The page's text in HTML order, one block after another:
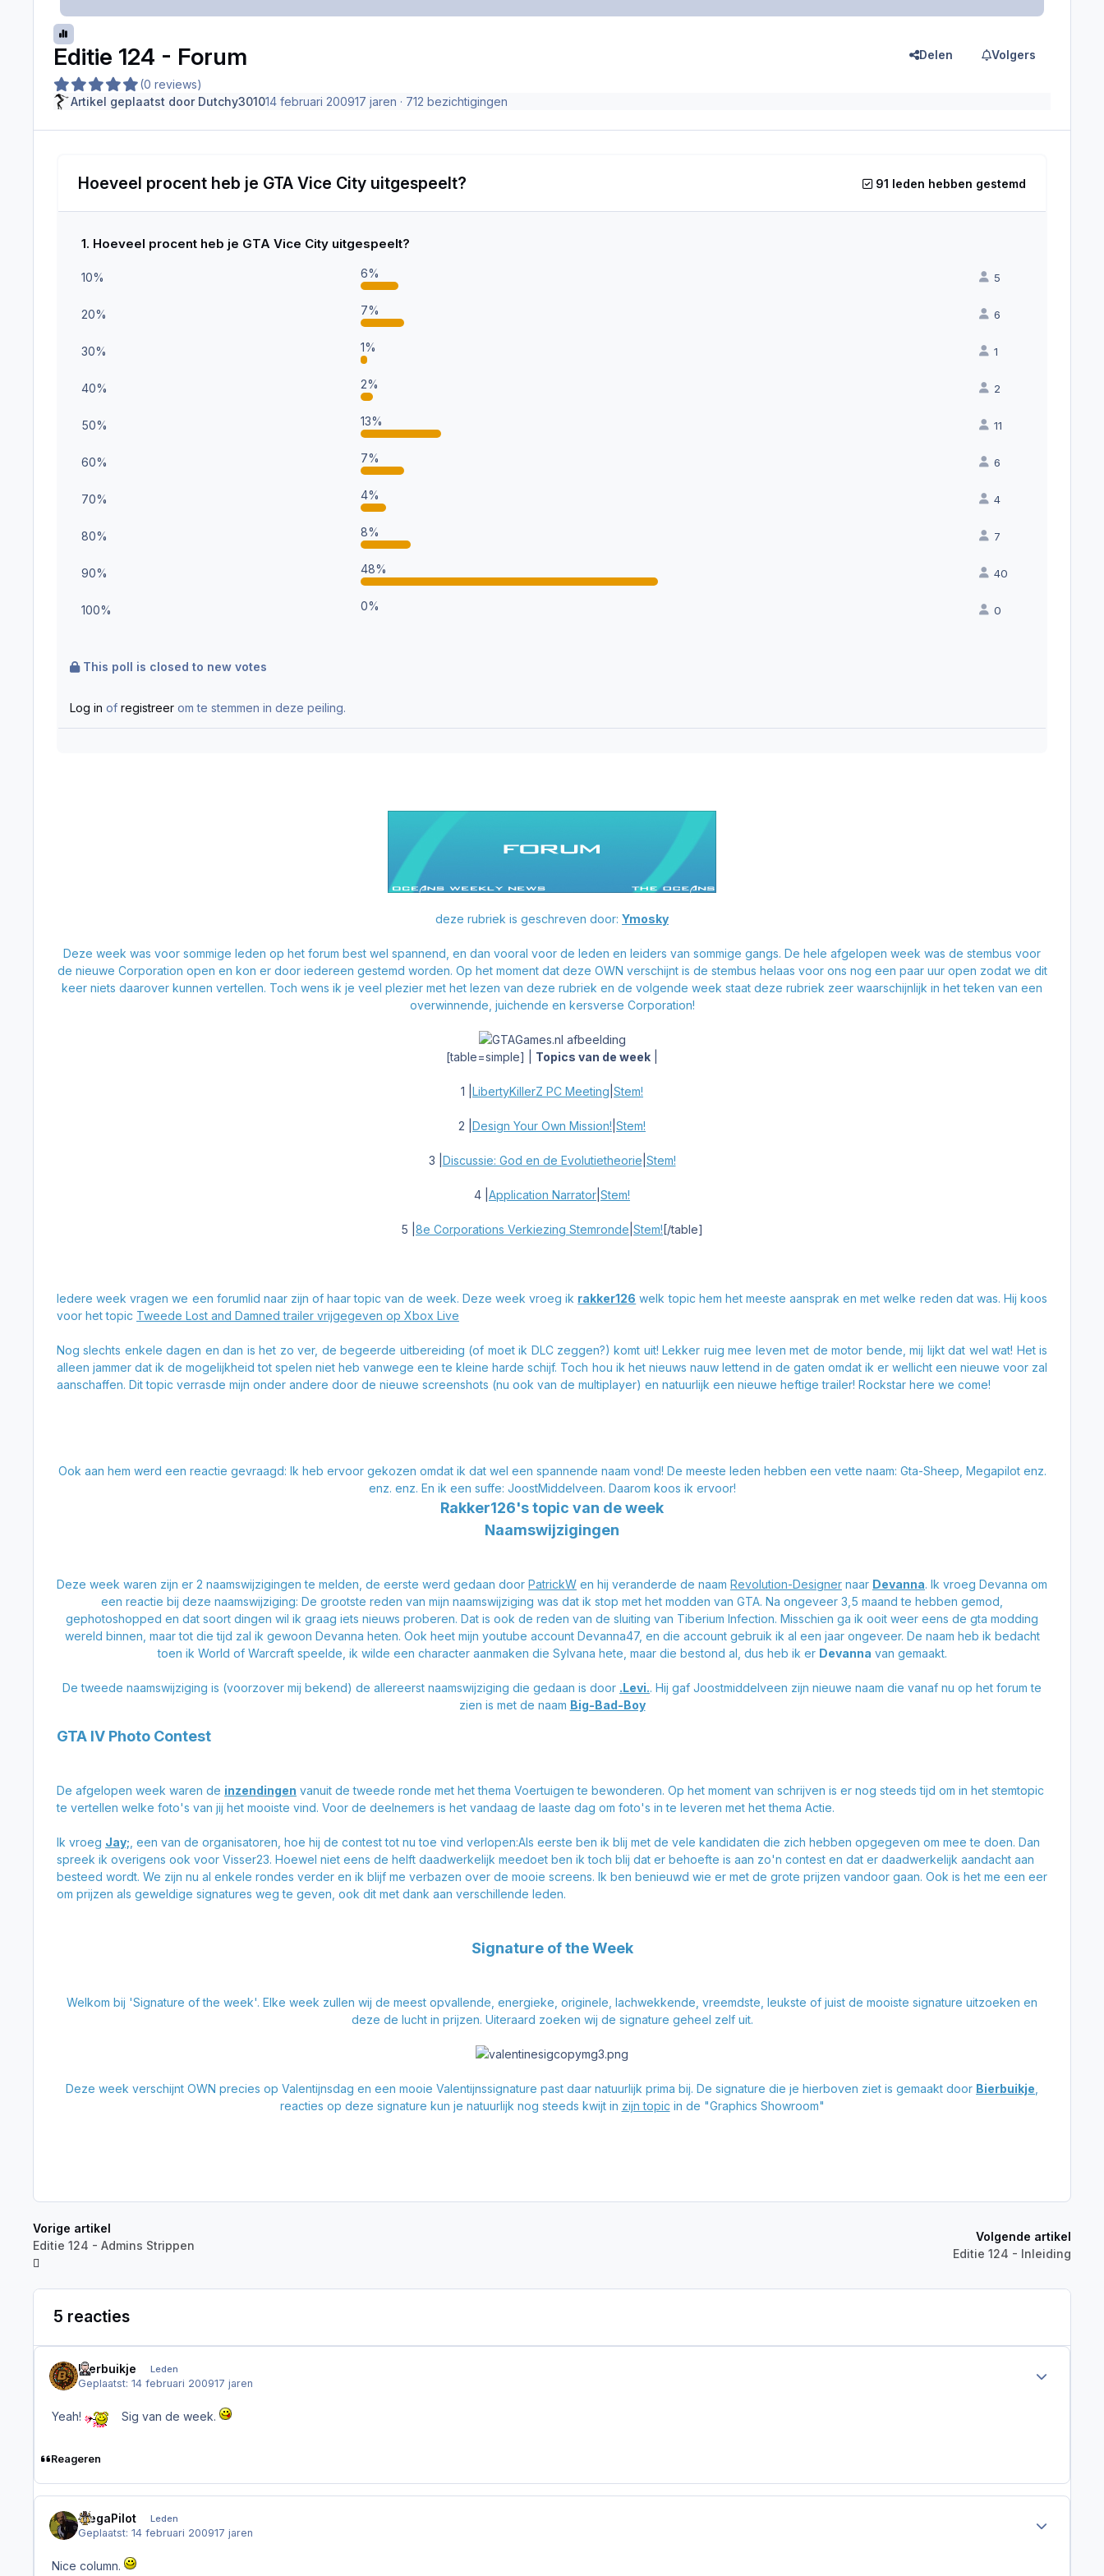
Editie 124 - Forum
(0 reviews)
Delen Volgers
Artikel geplaatst door Dutchy301014 februari 200917 jaren · 712 bezichtigingen
Hoeveel procent heb je GTA Vice City uitgespeelt? 91 leden hebben gestemd
1. Hoeveel procent heb je GTA Vice City uitgespeelt?
10% 6% 5
20% 7% 6
30% 1% 1
40% 2% 2
50% 13% 11
60% 7% 6
70% 4% 4
80% 8% 7
90% 48% 40
100% 0% 0
This poll is closed to new votes
Log in of registreer om te stemmen in deze peiling.
deze rubriek is geschreven door: Ymosky
Deze week was voor sommige leden op het forum best wel spannend, en dan vooral voor de leden en leiders van sommige gangs. De hele afgelopen week was de stembus voor
de nieuwe Corporation open en kon er door iedereen gestemd worden. Op het moment dat deze OWN verschijnt is de stembus helaas voor ons nog een paar uur open zodat we dit
keer niets daarover kunnen vertellen. Toch wens ik je veel plezier met het lezen van deze rubriek en de volgende week staat deze rubriek zeer waarschijnlijk in het teken van een
overwinnende, juichende en kersverse Corporation!
[table=simple] | Topics van de week
1 LibertyKillerZ PC Meeting Stem!
2 Design Your Own Mission! Stem!
3 Discussie: God en de Evolutietheorie Stem!
4 Application Narrator Stem!
5 8e Corporations Verkiezing Stemronde Stem! [/table]
Iedere week vragen we een forumlid naar zijn of haar topic van de week. Deze week vroeg ik rakker126 welk topic hem het meeste aansprak en met welke reden dat was. Hij koos
voor het topic Tweede Lost and Damned trailer vrijgegeven op Xbox Live
Nog slechts enkele dagen en dan is het zo ver, de begeerde uitbereiding (of moet ik DLC zeggen?) komt uit! Lekker ruig mee leven met de motor bende, mij lijkt dat wel wat! Het is
alleen jammer dat ik de mogelijkheid tot spelen niet heb vanwege een te kleine harde schijf. Toch hou ik het nieuws nauw lettend in de gaten omdat ik er wellicht een nieuwe voor zal
aanschaffen. Dit topic verrasde mijn onder andere door de nieuwe screenshots (nu ook van de multiplayer) en natuurlijk een nieuwe heftige trailer! Rockstar here we come!
Ook aan hem werd een reactie gevraagd: Ik heb ervoor gekozen omdat ik dat wel een spannende naam vond! De meeste leden hebben een vette naam: Gta-Sheep, Megapilot enz.
enz. enz. En ik een suffe: JoostMiddelveen. Daarom koos ik ervoor!
Rakker126's topic van de week
Naamswijzigingen
Deze week waren zijn er 2 naamswijzigingen te melden, de eerste werd gedaan door PatrickW en hij veranderde de naam Revolution-Designer naar Devanna. Ik vroeg Devanna om
een reactie bij deze naamswijziging: De grootste reden van mijn naamswijziging was dat ik stop met het modden van GTA. Na ongeveer 3,5 maand te hebben gemod,
gephotoshopped en dat soort dingen wil ik graag iets nieuws proberen. Dat is ook de reden van de sluiting van Tiberium Infection. Misschien ga ik ooit weer eens de gta modding
wereld binnen, maar tot die tijd zal ik gewoon Devanna heten. Ook heet mijn youtube account Devanna47, en die account gebruik ik al een jaar ongeveer. De naam heb ik bedacht
toen ik World of Warcraft speelde, ik wilde een character aanmaken die Sylvana hete, maar die bestond al, dus heb ik er Devanna van gemaakt.
De tweede naamswijziging is (voorzover mij bekend) de allereerst naamswijziging die gedaan is door .Levi.. Hij gaf Joostmiddelveen zijn nieuwe naam die vanaf nu op het forum te
zien is met de naam Big-Bad-Boy
GTA IV Photo Contest
De afgelopen week waren de inzendingen vanuit de tweede ronde met het thema Voertuigen te bewonderen. Op het moment van schrijven is er nog steeds tijd om in het stemtopic
te vertellen welke foto's van jij het mooiste vind. Voor de deelnemers is het vandaag de laaste dag om foto's in te leveren met het thema Actie.
Ik vroeg Jay;, een van de organisatoren, hoe hij de contest tot nu toe vind verlopen:Als eerste ben ik blij met de vele kandidaten die zich hebben opgegeven om mee te doen. Dan
spreek ik overigens ook voor Visser23. Hoewel niet eens de helft daadwerkelijk meedoet ben ik toch blij dat er behoefte is aan zo'n contest en dat er daadwerkelijk aandacht aan
besteed wordt. We zijn nu al enkele rondes verder en ik blijf me verbazen over de mooie screens. Ik ben benieuwd wie er met de grote prijzen vandoor gaan. Ook is het me een eer
om prijzen als geweldige signatures weg te geven, ook dit met dank aan verschillende leden.
Signature of the Week
Welkom bij 'Signature of the week'. Elke week zullen wij de meest opvallende, energieke, originele, lachwekkende, vreemdste, leukste of juist de mooiste signature uitzoeken en
deze de lucht in prijzen. Uiteraard zoeken wij de signature geheel zelf uit.
Deze week verschijnt OWN precies op Valentijnsdag en een mooie Valentijnssignature past daar natuurlijk prima bij. De signature die je hierboven ziet is gemaakt door Bierbuikje,
reacties op deze signature kun je natuurlijk nog steeds kwijt in zijn topic in de "Graphics Showroom"
Vorige artikel
Editie 124 - Admins Strippen
Volgende artikel
Editie 124 - Inleiding
5 reacties
Bierbuikje Leden
Geplaatst:14 februari 200917 jaren
Yeah! Sig van de week.
Reageren
MegaPilot Leden
Geplaatst:14 februari 200917 jaren
Nice column.